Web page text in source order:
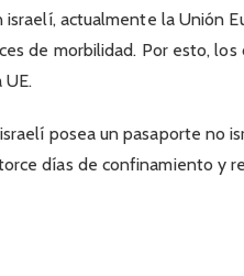
israelí, actualmente la Unión
de morbilidad. Por esto,
posea un pasaporte no
días de confinamiento y